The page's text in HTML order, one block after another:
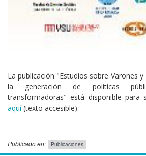
Cuerpo
La publicación "Estudios sobre Varones
la generación de políticas
transformadoras" está disponible para
aquí(texto accesible).
Publicado en: Publicaciones